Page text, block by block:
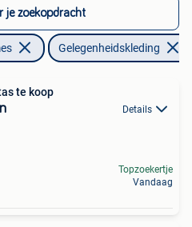
je zoekopdracht
Gelegenheidskleding
te koop
Details
Topzoekertje
Vandaag